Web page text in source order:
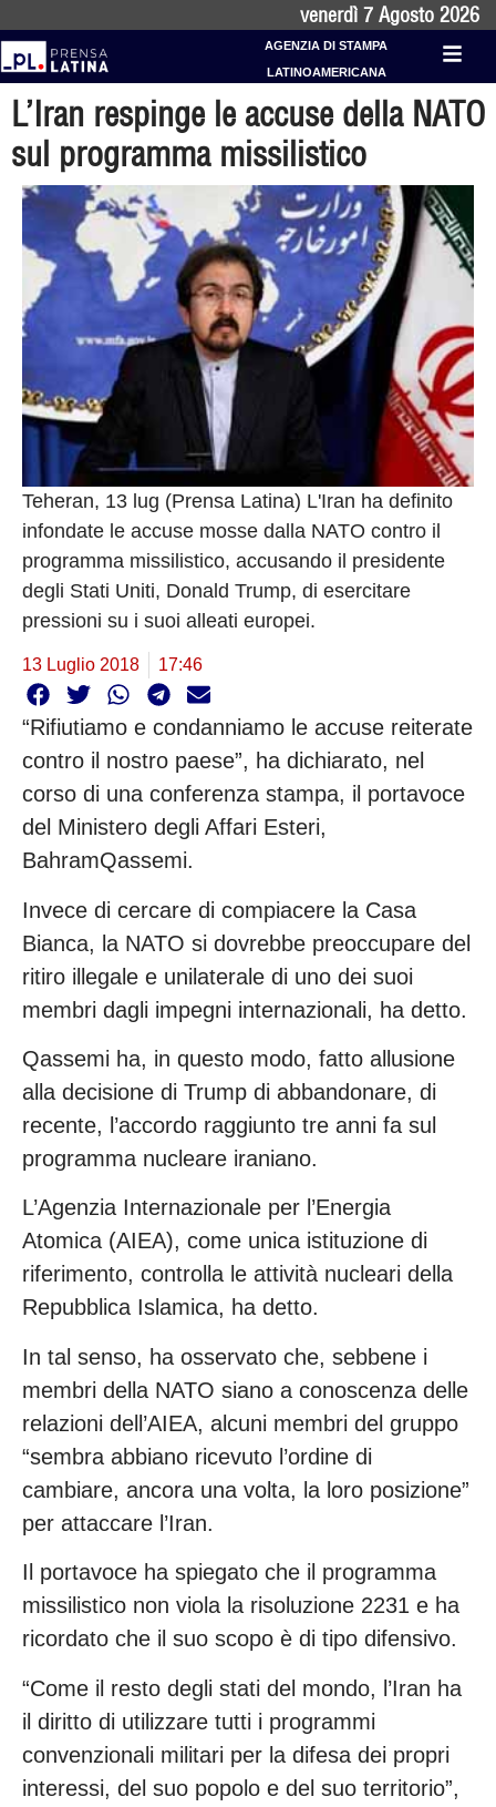
venerdì 7 Agosto 2026
AGENZIA DI STAMPA
LATINOAMERICANA
L’Iran respinge le accuse della NATO
sul programma missilistico
Teheran, 13 lug (Prensa Latina) L'Iran ha definito
infondate le accuse mosse dalla NATO contro il
programma missilistico, accusando il presidente
degli Stati Uniti, Donald Trump, di esercitare
pressioni su i suoi alleati europei.
13 Luglio 2018 17:46
“Rifiutiamo e condanniamo le accuse reiterate
contro il nostro paese”, ha dichiarato, nel
corso di una conferenza stampa, il portavoce
del Ministero degli Affari Esteri,
BahramQassemi.
Invece di cercare di compiacere la Casa
Bianca, la NATO si dovrebbe preoccupare del
ritiro illegale e unilaterale di uno dei suoi
membri dagli impegni internazionali, ha detto.
Qassemi ha, in questo modo, fatto allusione
alla decisione di Trump di abbandonare, di
recente, l’accordo raggiunto tre anni fa sul
programma nucleare iraniano.
L’Agenzia Internazionale per l’Energia
Atomica (AIEA), come unica istituzione di
riferimento, controlla le attività nucleari della
Repubblica Islamica, ha detto.
In tal senso, ha osservato che, sebbene i
membri della NATO siano a conoscenza delle
relazioni dell’AIEA, alcuni membri del gruppo
“sembra abbiano ricevuto l’ordine di
cambiare, ancora una volta, la loro posizione”
per attaccare l’Iran.
Il portavoce ha spiegato che il programma
missilistico non viola la risoluzione 2231 e ha
ricordato che il suo scopo è di tipo difensivo.
“Come il resto degli stati del mondo, l’Iran ha
il diritto di utilizzare tutti i programmi
convenzionali militari per la difesa dei propri
interessi, del suo popolo e del suo territorio”,